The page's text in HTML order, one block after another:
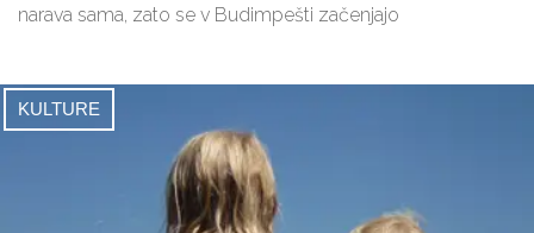
narava sama, zato se v Budimpešti začenjajo
KULTURE